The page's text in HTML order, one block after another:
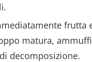
frutta
matura,
decomposizione.